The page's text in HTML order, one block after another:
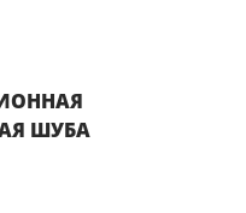
ШУБА